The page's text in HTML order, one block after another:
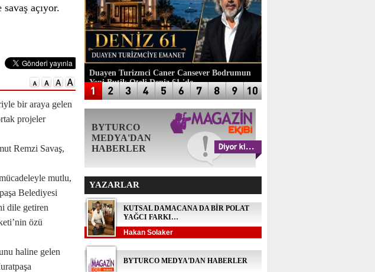
açıyor.
bir araya gelen
projeler
Remzi Savaş,
mutlu,
Belediyesi
dile getiren
özü
haline gelen
Duayen Turizmci Caner Cansever Bodrumun
Yeni Butik Oteli Deniz 61 'de
BYTURCO
MEDYA'DAN
HABERLER
YAZARLAR
KUTSAL DAMACANA DA BİR POLAT
YAĞCI FARKI…
Hakan Solaker
BYTURCO MEDYA'DAN HABERLER